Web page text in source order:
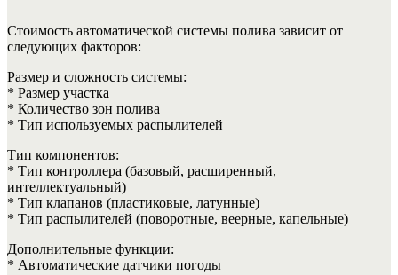
Стоимость автоматической системы полива зависит от
следующих факторов:
Размер и сложность системы:
* Размер участка
* Количество зон полива
* Тип используемых распылителей
Тип компонентов:
* Тип контроллера (базовый, расширенный,
интеллектуальный)
* Тип клапанов (пластиковые, латунные)
* Тип распылителей (поворотные, веерные, капельные)
Дополнительные функции:
* Автоматические датчики погоды